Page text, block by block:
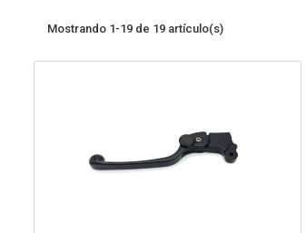
Mostrando 1-19 de 19 artículo(s)